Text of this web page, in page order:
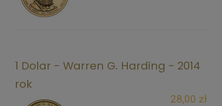
1 Dolar - Warren G. Harding - 2014
rok
28,00 zł